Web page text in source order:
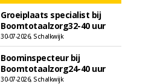
Groeiplaats specialist bij
Boomtotaalzorg32-40 uur
30-07-2026, Schalkwijk
Boominspecteur bij
Boomtotaalzorg24-40 uur
30-07-2026, Schalkwijk